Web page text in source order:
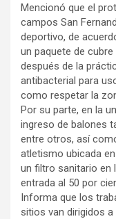
Mencionó que el
campos San
deportivo, de
un paquete de
después de la
antibacterial para
como respetar la
Por su parte, en la
ingreso de balones
entre otros, así
atletismo ubicada
un filtro sanitario en
entrada al 50 por
Informa que los
sitios van dirigidos